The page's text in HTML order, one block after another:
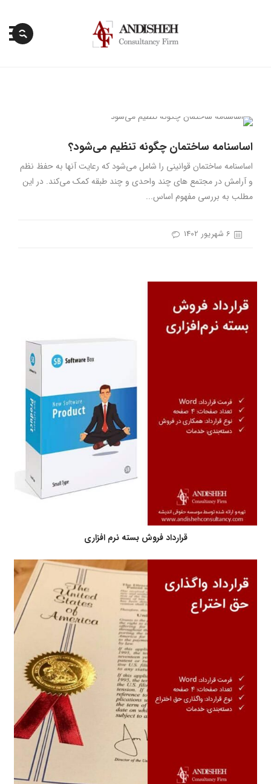
اساسنامه ساختمان چگونه تنظیم می‌شود؟
اساسنامه ساختمان قوانینی را شامل می‌شود که رعایت آنها به حفظ نظم
و آرامش در مجتمع های چند واحدی و چند طبقه کمک می‌کند. در این
مطلب به بررسی مفهوم اساس...
قرارداد فروش بسته نرم افزاری